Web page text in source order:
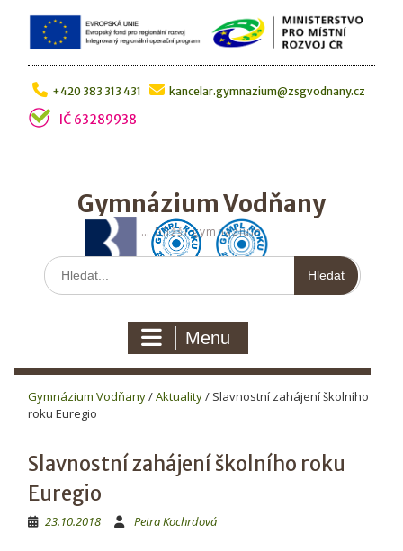
Skip
content
+420 383 313 431 kancelar.gymnazium@zsgvodnany.cz
IČ 63289938
Gymnázium Vodňany
… bližší gymnázium
Hledat:
Menu
Gymnázium Vodňany/Aktuality/ Slavnostní zahájení školního
roku Euregio
Slavnostní zahájení školního roku
Euregio
23.10.2018 Petra Kochrdová